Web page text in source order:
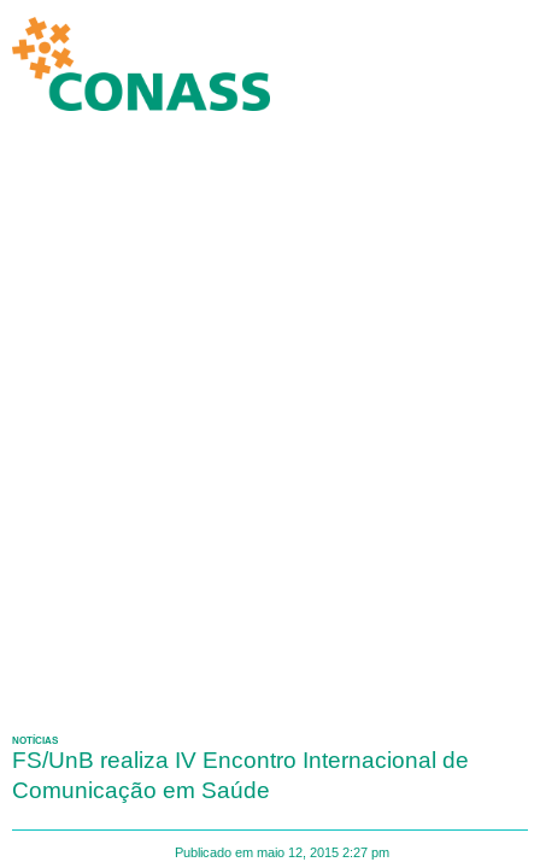
NOTÍCIAS
FS/UnB realiza IV Encontro Internacional de
Comunicação em Saúde
Publicado em maio 12, 2015 2:27 pm